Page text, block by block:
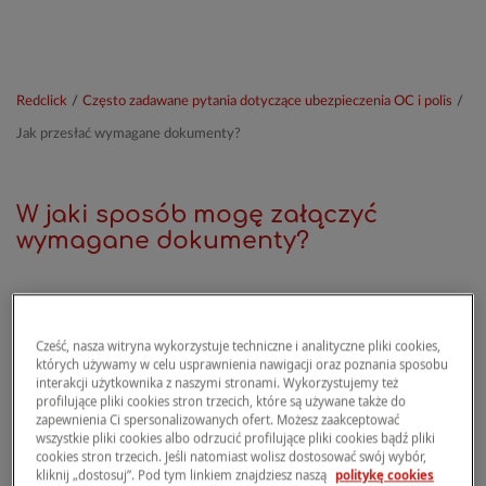
Redclick / Często zadawane pytania dotyczące ubezpieczenia OC i polis /
Jak przesłać wymagane dokumenty?
W jaki sposób mogę załączyć
wymagane dokumenty?
zawsze jest konieczne. Prosimy o to jedynie
wtedy,gdy wyraźnie wymaga tego proces
sprzedaży lub modyfikacja danych polisy.
Odbywa się to poprzez wgranie ich do systemu:
podczas zakupu polisy kliknij przycisk „Wgraj
Cześć, nasza witryna wykorzystuje techniczne i analityczne pliki cookies,
których używamy w celu usprawnienia nawigacji oraz poznania sposobu
interakcji użytkownika z naszymi stronami. Wykorzystujemy też
profilujące pliki cookies stron trzecich, które są używane także do
zapewnienia Ci spersonalizowanych ofert. Możesz zaakceptować
wszystkie pliki cookies albo odrzucić profilujące pliki cookies bądź pliki
cookies stron trzecich. Jeśli natomiast wolisz dostosować swój wybór,
kliknij „dostosuj”. Pod tym linkiem znajdziesz naszą politykę cookies